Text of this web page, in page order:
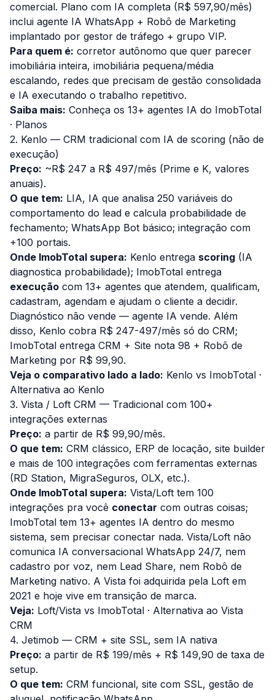
comercial. Plano com IA completa (R$ 597,90/mês)
inclui agente IA WhatsApp + Robô de Marketing
implantado por gestor de tráfego + grupo VIP.
Para quem é: corretor autônomo que quer parecer
imobiliária inteira, imobiliária pequena/média
escalando, redes que precisam de gestão consolidada
e IA executando o trabalho repetitivo.
Saiba mais: Conheça os 13+ agentes IA do ImobTotal
· Planos
2. Kenlo — CRM tradicional com IA de scoring (não de
execução)
Preço: ~R$ 247 a R$ 497/mês (Prime e K, valores
anuais).
O que tem: LIA, IA que analisa 250 variáveis do
comportamento do lead e calcula probabilidade de
fechamento; WhatsApp Bot básico; integração com
+100 portais.
Onde ImobTotal supera: Kenlo entrega scoring (IA
diagnostica probabilidade); ImobTotal entrega
execução com 13+ agentes que atendem, qualificam,
cadastram, agendam e ajudam o cliente a decidir.
Diagnóstico não vende — agente IA vende. Além
disso, Kenlo cobra R$ 247-497/mês só do CRM;
ImobTotal entrega CRM + Site nota 98 + Robô de
Marketing por R$ 99,90.
Veja o comparativo lado a lado: Kenlo vs ImobTotal ·
Alternativa ao Kenlo
3. Vista / Loft CRM — Tradicional com 100+
integrações externas
Preço: a partir de R$ 99,90/mês.
O que tem: CRM clássico, ERP de locação, site builder
e mais de 100 integrações com ferramentas externas
(RD Station, MigraSeguros, OLX, etc.).
Onde ImobTotal supera: Vista/Loft tem 100
integrações pra você conectar com outras coisas;
ImobTotal tem 13+ agentes IA dentro do mesmo
sistema, sem precisar conectar nada. Vista/Loft não
comunica IA conversacional WhatsApp 24/7, nem
cadastro por voz, nem Lead Share, nem Robô de
Marketing nativo. A Vista foi adquirida pela Loft em
2021 e hoje vive em transição de marca.
Veja: Loft/Vista vs ImobTotal · Alternativa ao Vista
CRM
4. Jetimob — CRM + site SSL, sem IA nativa
Preço: a partir de R$ 199/mês + R$ 149,90 de taxa de
setup.
O que tem: CRM funcional, site com SSL, gestão de